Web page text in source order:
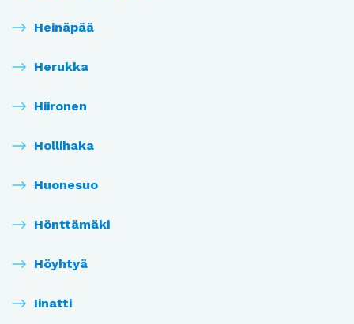
Heinäpää
Herukka
Hiironen
Hollihaka
Huonesuo
Hönttämäki
Höyhtyä
Iinatti